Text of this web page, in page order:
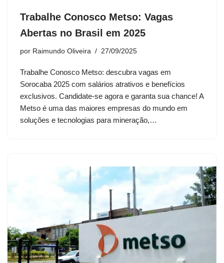
Trabalhe Conosco Metso: Vagas
Abertas no Brasil em 2025
por Raimundo Oliveira 27/09/2025
Trabalhe Conosco Metso: descubra vagas em
Sorocaba 2025 com salários atrativos e benefícios
exclusivos. Candidate-se agora e garanta sua chance! A
Metso é uma das maiores empresas do mundo em
soluções e tecnologias para mineração,…